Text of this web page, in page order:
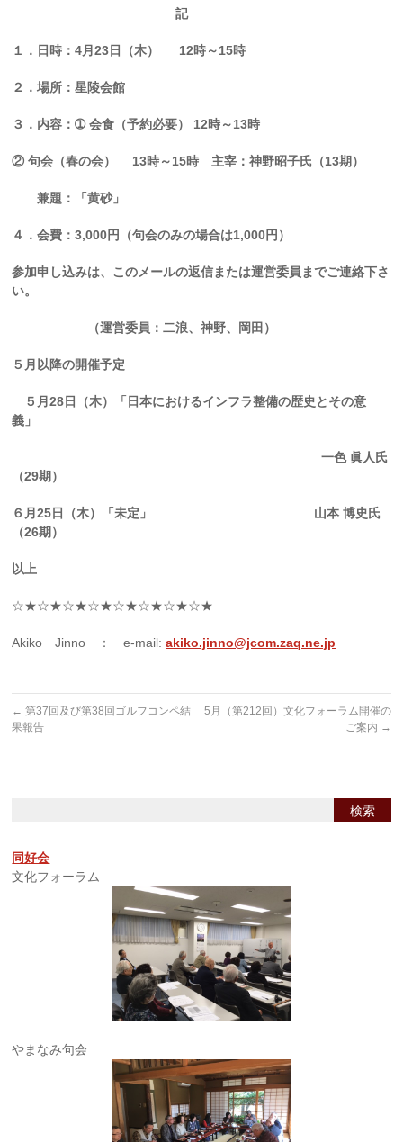
記
１．日時：4月23日（木） 12時～15時
２．場所：星陵会館
３．内容：➀ 会食（予約必要） 12時～13時
② 句会（春の会） 13時～15時 主宰：神野昭子氏（13期）
兼題：「黄砂」
４．会費：3,000円（句会のみの場合は1,000円）
参加申し込みは、このメールの返信または運営委員までご連絡下さ
い。
（運営委員：二浪、神野、岡田）
５月以降の開催予定
５月28日（木）「日本におけるインフラ整備の歴史とその意
義」
一色 眞人氏
（29期）
６月25日（木）「未定」 山本 博史氏
（26期）
以上
☆★☆★☆★☆★☆★☆★☆★☆★
Akiko Jinno ： e-mail:akiko.jinno@jcom.zaq.ne.jp
← 第37回及び第38回ゴルフコンペ結
果報告
5月（第212回）文化フォーラム開催の
ご案内 →
同好会
文化フォーラム
やまなみ句会